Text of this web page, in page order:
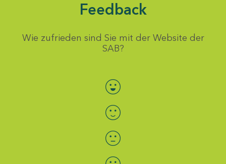
Feedback
Wie zufrieden sind Sie mit der Website der
SAB?
Bewertung auswählen